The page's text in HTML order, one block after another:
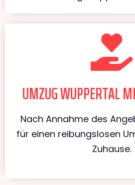
UMZUG WUPPERTAL
Nach Annahme des
für einen reibungslosen
Zuhause.